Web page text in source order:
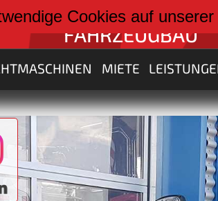
weiter zu:
FAHRZEUGBAU
MIETE
Cookies auf